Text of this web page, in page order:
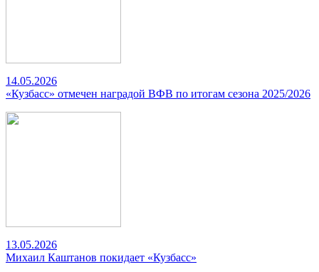
14.05.2026
«Кузбасс» отмечен наградой ВФВ по итогам сезона 2025/2026
13.05.2026
Михаил Каштанов покидает «Кузбасс»